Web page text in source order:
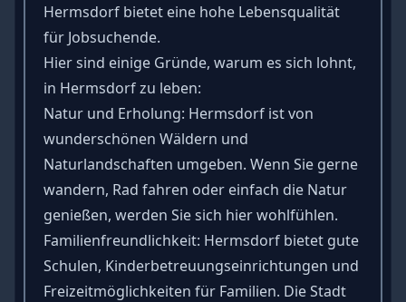
Hermsdorf bietet eine hohe Lebensqualität
für Jobsuchende.
Hier sind einige Gründe, warum es sich lohnt,
in Hermsdorf zu leben:
Natur und Erholung: Hermsdorf ist von
wunderschönen Wäldern und
Naturlandschaften umgeben. Wenn Sie gerne
wandern, Rad fahren oder einfach die Natur
genießen, werden Sie sich hier wohlfühlen.
Familienfreundlichkeit: Hermsdorf bietet gute
Schulen, Kinderbetreuungseinrichtungen und
Freizeitmöglichkeiten für Familien. Die Stadt